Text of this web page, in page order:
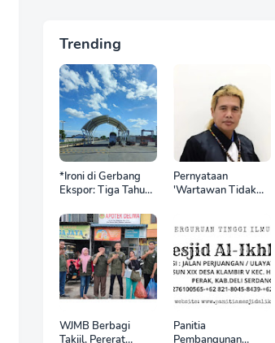
Trending
*Ironi di Gerbang
Ekspor: Tiga Tahun
BNCT, Upah Pekerja
Sektor Internasional
Justru Anjlok di
Bawah Sektor
Domestik*
Pernyataan
'Wartawan Tidak
Polisi, Ketum SPASI
Jelani Christo Kecam
Sikap Hotman Paris
WJMB Berbagi
Takjil, Pererat
Panitia
Pembangunan